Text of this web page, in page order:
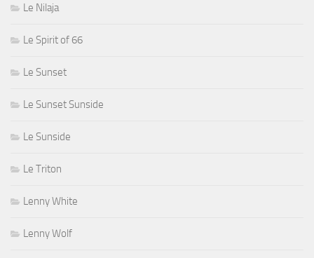
Le Nilaja
Le Spirit of 66
Le Sunset
Le Sunset Sunside
Le Sunside
Le Triton
Lenny White
Lenny Wolf